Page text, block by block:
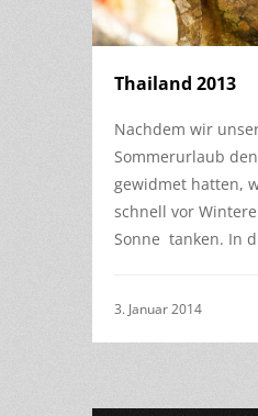
Thailand 2013
Nachdem wir
Sommerurlaub
gewidmet hatten,
schnell vor
Sonne tanken. In
3. Januar 2014